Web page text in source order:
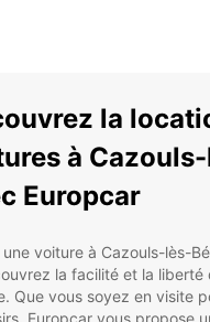
la
à
Europcar
une voiture à Cazouls-lès-
la facilité et la liberté
Que vous soyez en visite
Europcar vous propose